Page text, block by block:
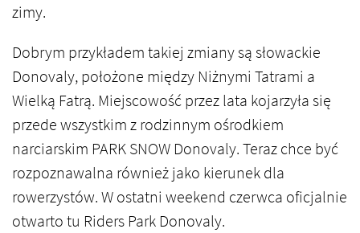
zimy.
Dobrym przykładem takiej zmiany są słowackie
Donovaly, położone między Niżnymi Tatrami a
Wielką Fatrą. Miejscowość przez lata kojarzyła się
przede wszystkim z rodzinnym ośrodkiem
narciarskim PARK SNOW Donovaly. Teraz chce być
rozpoznawalna również jako kierunek dla
rowerzystów. W ostatni weekend czerwca oficjalnie
otwarto tu Riders Park Donovaly.